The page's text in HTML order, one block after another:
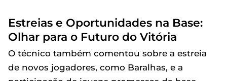
Estreias e Oportunidades na Base:
Olhar para o Futuro do Vitória
O técnico também comentou sobre a estreia
de novos jogadores, como Baralhas, e a